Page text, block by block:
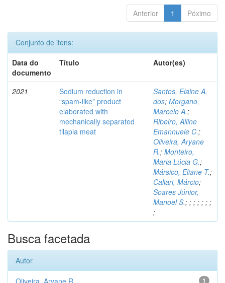
Anterior 1 Póximo
Conjunto de itens:
Data do
documento
Título Autor(es)
2021
Sodium reduction in
“spam-like” product
elaborated with
mechanically separated
tilapia meat
Santos, Elaine A.
dos; Morgano,
Marcelo A.;
Ribeiro, Alline
Emannuele C.;
Oliveira, Aryane
R.; Monteiro,
Maria Lúcia G.;
Mársico, Eliane T.;
Caliari, Márcio;
Soares Júnior,
Manoel S.; ; ; ; ; ; ;
;
Busca facetada
Autor
1